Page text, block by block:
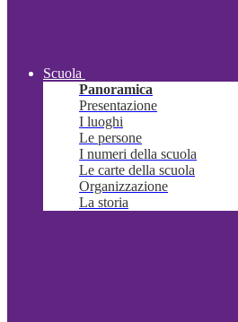
Scuola
Panoramica
Presentazione
I luoghi
Le persone
I numeri della scuola
Le carte della scuola
Organizzazione
La storia